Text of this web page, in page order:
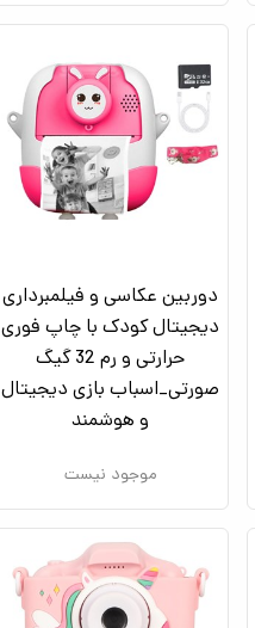
دوربین عکاسی و فیلمبرداری
دیجیتال کودک با چاپ فوری
حرارتی و رم 32 گیگ
صورتی_اسباب بازی دیجیتال
و هوشمند
موجود نیست